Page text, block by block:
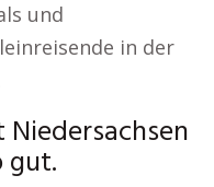
und
in der
gut.